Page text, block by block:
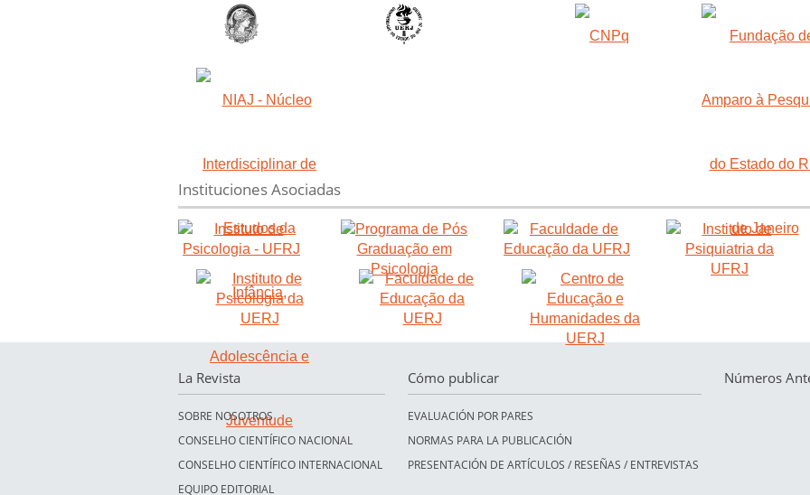
Instituciones Asociadas
La Revista
SOBRE NOSOTROS
CONSELHO CIENTÍFICO NACIONAL
CONSELHO CIENTÍFICO INTERNACIONAL
EQUIPO EDITORIAL
Cómo publicar
EVALUACIÓN POR PARES
NORMAS PARA LA PUBLICACIÓN
PRESENTACIÓN DE ARTÍCULOS / RESEÑAS / ENTREVISTAS
Números